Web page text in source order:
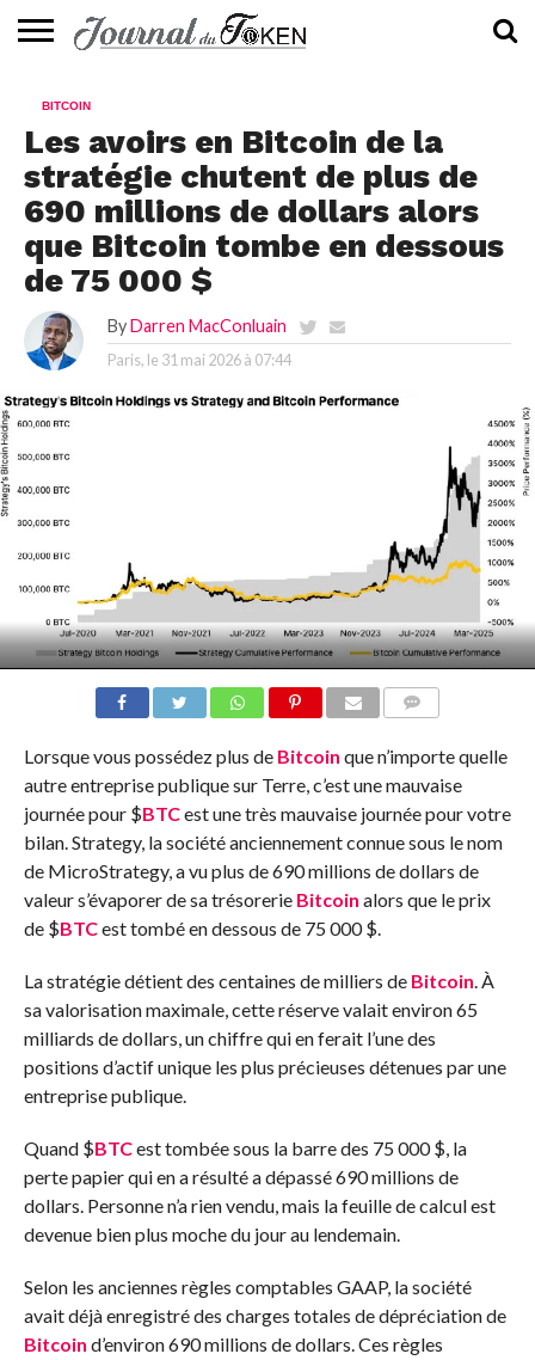
📰
EVALUATION
GUIDE
TENDANCES
À
CONTACTEZ-
BITCOIN
Les avoirs en Bitcoin de la
stratégie chutent de plus de
690 millions de dollars alors
que Bitcoin tombe en dessous
de 75 000 $
By Darren MacConluain
Paris, le 31 mai 2026 à 07:44
Lorsque vous possédez plus de Bitcoin que n’importe quelle
autre entreprise publique sur Terre, c’est une mauvaise
journée pour $BTCest une très mauvaise journée pour votre
bilan. Strategy, la société anciennement connue sous le nom
de MicroStrategy, a vu plus de 690 millions de dollars de
valeur s’évaporer de sa trésorerie Bitcoin alors que le prix
de $BTCest tombé en dessous de 75 000 $.
La stratégie détient des centaines de milliers de Bitcoin. À
sa valorisation maximale, cette réserve valait environ 65
milliards de dollars, un chiffre qui en ferait l’une des
positions d’actif unique les plus précieuses détenues par une
entreprise publique.
Quand $BTCest tombée sous la barre des 75 000 $, la
perte papier qui en a résulté a dépassé 690 millions de
dollars. Personne n’a rien vendu, mais la feuille de calcul est
devenue bien plus moche du jour au lendemain.
Selon les anciennes règles comptables GAAP, la société
avait déjà enregistré des charges totales de dépréciation de
Bitcoin d’environ 690 millions de dollars. Ces règles